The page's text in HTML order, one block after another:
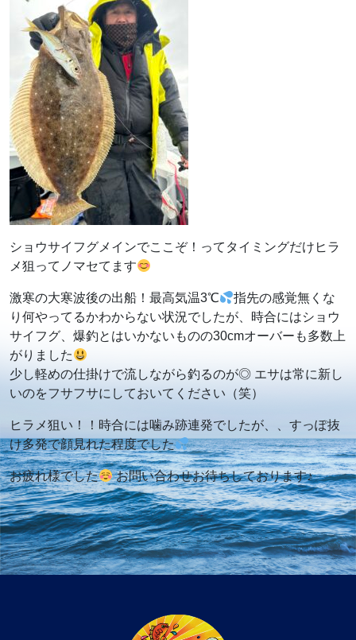
ショウサイフグメインでここぞ！ってタイミングだけヒラ
メ狙ってノマセてます
激寒の大寒波後の出船！最高気温3℃
指先の感覚無くな
り何やってるかわからない状況でしたが、時合にはショウ
サイフグ、爆釣とはいかないものの30cmオーバーも多数上
がりました
少し軽めの仕掛けで流しながら釣るのが◎ エサは常に新し
いのをフサフサにしておいてください（笑）
ヒラメ狙い！！時合には噛み跡連発でしたが、、すっぽ抜
け多発で顔見れた程度でした
お疲れ様でした お問い合わせお待ちしております♪